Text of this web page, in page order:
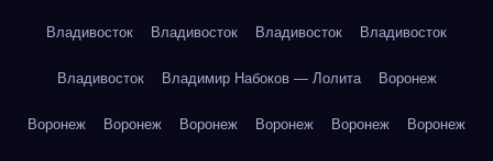
Владивосток Владивосток Владивосток Владивосток
Владивосток Владимир Набоков — Лолита Воронеж
Воронеж Воронеж Воронеж Воронеж Воронеж Воронеж